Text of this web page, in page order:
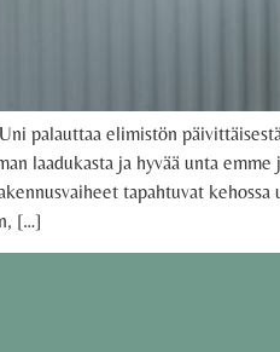
palauttaa elimistön
laadukasta ja hyvää unta
tapahtuvat
[…]